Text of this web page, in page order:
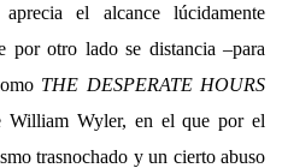
el alcance lúcidamente
por otro lado se distancia –para
THE DESPERATE HOURS
William Wyler, en el que por el
trasnochado y un cierto abuso